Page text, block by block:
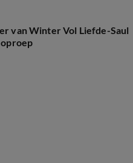
van Winter Vol Liefde-Saul